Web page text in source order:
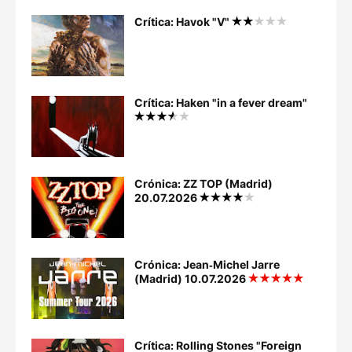
Crítica: Havok "V"
Crítica: Haken "in a fever dream"
Crónica: ZZ TOP (Madrid)
20.07.2026
Crónica: Jean‐Michel Jarre
(Madrid) 10.07.2026
Crítica: Rolling Stones "Foreign